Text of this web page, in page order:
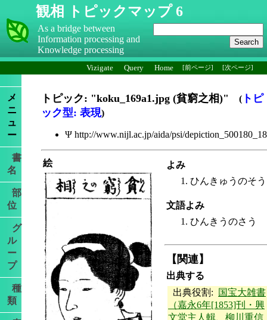
観相 トピックマップ 6
As a bridge between
Information processing and
Knowledge processing
Vizigate Query Home [次ページ]
[前ページ]
メ
ニ
ュ
ー
書
名
部
位
グ
ル
ー
プ
種
類
トピック: "koku_169a1.jpg (貧窮之相)" ( トピ
ック型: 表現)
Ψ http://www.nijl.ac.jp/aida/psi/
絵
よみ
ひんきゅうのそう
文語よみ
ひんきうのさう
【関連】
出典する
出典役割:
国宝大雑書
（嘉永6年[1853]刊・興
文堂主人輯、柳川重信